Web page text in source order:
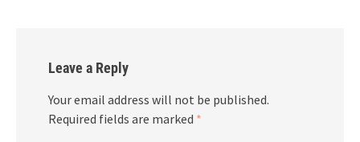
Leave a Reply
Your email address will not be published.
Required fields are marked *